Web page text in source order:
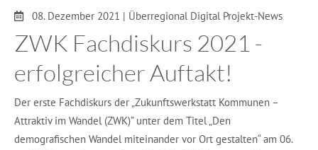
Datum:
08. Dezember 2021 | Überregional Digital Projekt-News
ZWK Fachdiskurs 2021 -
erfolgreicher Auftakt!
Der erste Fachdiskurs der „Zukunftswerkstatt Kommunen –
Attraktiv im Wandel (ZWK)” unter dem Titel „Den
demografischen Wandel miteinander vor Ort gestalten“ am 06.